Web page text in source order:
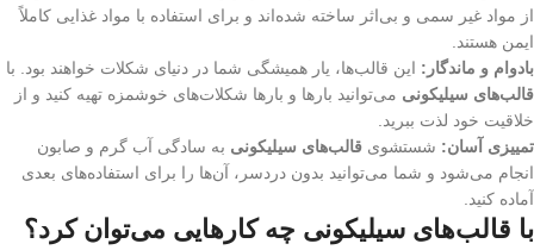
از مواد غیر سمی و بی‌اثر ساخته شده‌اند و برای استفاده با مواد غذایی کاملاً
ایمن هستند.
بادوام و ماندگار: این قالب‌ها، یار همیشگی شما در دنیای شکلات خواهند بود. با
قالب‌های سیلیکونی می‌توانید بارها و بارها شکلات‌های خوشمزه تهیه کنید و از
خلاقیت خود لذت ببرید.
تمییزی آسان: شستشوی قالب‌های سیلیکونی به سادگی آب گرم و صابون
انجام می‌شود و شما می‌توانید بدون دردسر، آن‌ها را برای استفاده‌های بعدی
آماده کنید.
با قالب‌های سیلیکونی چه کارهایی می‌توان کرد؟